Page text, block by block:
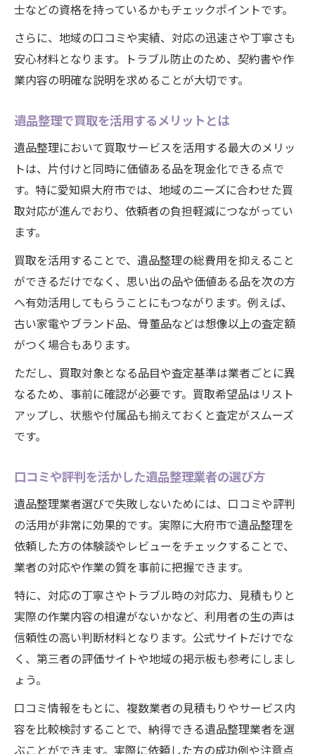
士などの資格を持っているかもチェックポイントです。
さらに、地域の口コミや実績、対応の迅速さや丁寧さも
安心材料となります。トラブル防止のため、契約書や作
業内容の明確な説明を求めることが大切です。
遺品整理で買取を活用するメリットとは
遺品整理において買取サービスを活用する最大のメリッ
トは、片付けと同時に価値ある品を現金化できる点で
す。特に愛知県大府市では、地域のニーズに合わせた買
取対応が進んでおり、依頼者の負担軽減につながってい
ます。
買取を活用することで、遺品整理の総費用を抑えること
ができるだけでなく、思い出の品や価値ある品を次の方
へ有効活用してもらうことにもつながります。例えば、
古い家電やブランド品、骨董品などは想像以上の査定額
がつく場合もあります。
ただし、買取対象となる品目や査定基準は業者ごとに異
なるため、事前に確認が必要です。買取希望品はリスト
アップし、状態や付属品も揃えておくと査定がスムーズ
です。
口コミや評判を活かした遺品整理業者の選び方
遺品整理業者選びで失敗しないためには、口コミや評判
の活用が非常に効果的です。実際に大府市で遺品整理を
依頼した方の体験談やレビューをチェックすることで、
業者の対応や作業の質を事前に把握できます。
特に、対応の丁寧さやトラブル時の対応力、見積もりと
実際の作業内容の相違がないかなど、利用者の生の声は
信頼性の高い判断材料となります。公式サイトだけでな
く、第三者の評価サイトや地域の掲示板も参考にしまし
ょう。
口コミ情報をもとに、複数業者の見積もりやサービス内
容を比較検討することで、納得できる遺品整理業者を選
ぶことができます。実際に依頼した方の成功例や注意点